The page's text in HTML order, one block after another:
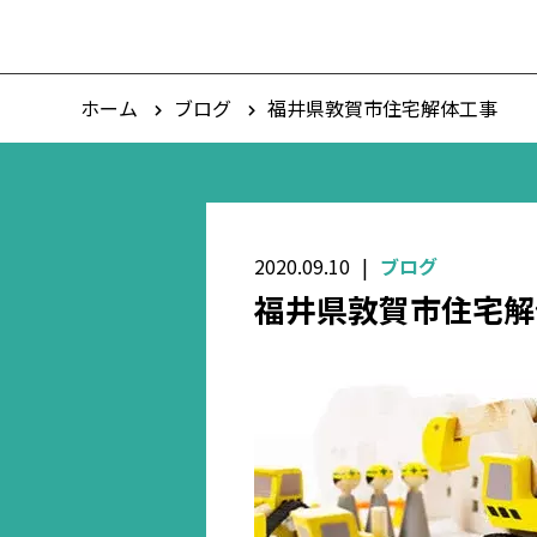
ホーム ブログ 福井県敦賀市住宅解体工事
2020.09.10 ブログ
福井県敦賀市住宅